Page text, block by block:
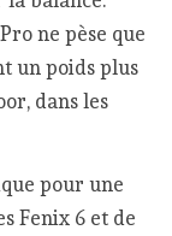
ne pèse que
un poids plus
dans les
pour une
Fenix 6 et de